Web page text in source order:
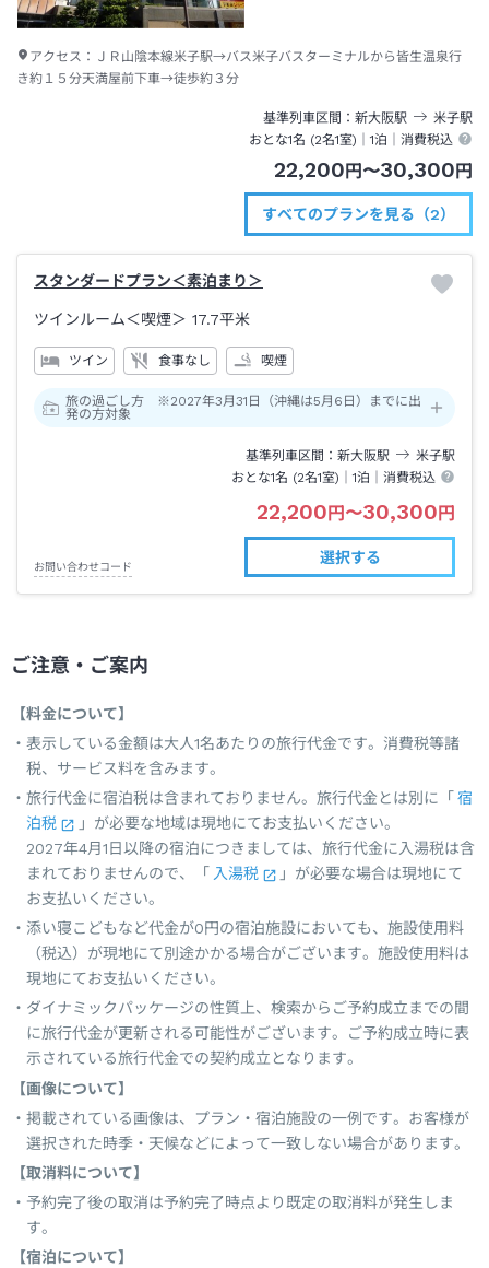
アクセス： ＪＲ山陰本線米子駅→バス米子バスターミナルから皆生温泉行
き約１５分天満屋前下車→徒歩約３分
基準列車区間 新大阪駅 米子駅
おとな1名 (2名1室)｜1泊 ｜消費税込
22,200 円 〜30,300 円
すべてのプランを見る（2）
スタンダードプラン＜素泊まり＞
ツインルーム＜喫煙＞ 17.7平米
ツイン 食事なし 喫煙
旅の過ごし方 ※2027年3月31日（沖縄は5月6日）までに出
発の方対象
基準列車区間 新大阪駅 米子駅
おとな1名 (2名1室)｜1泊 ｜消費税込
22,200 円 〜30,300 円
お問い合わせコード
選択する
ご注意・ご案内
【料金について】
表示している金額は大人1名あたりの旅行代金です。消費税等諸
税、サービス料を含みます。
旅行代金に宿泊税は含まれておりません。旅行代金とは別に「 宿
泊税
」が必要な地域は現地にてお支払いください。
2027年4月1日以降の宿泊につきましては、旅行代金に入湯税は含
まれておりませんので、「 入湯税
」が必要な場合は現地にて
お支払いください。
添い寝こどもなど代金が0円の宿泊施設においても、施設使用料
（税込）が現地にて別途かかる場合がございます。施設使用料は
現地にてお支払いください。
ダイナミックパッケージの性質上、検索からご予約成立までの間
に旅行代金が更新される可能性がございます。ご予約成立時に表
示されている旅行代金での契約成立となります。
【画像について】
掲載されている画像は、プラン・宿泊施設の一例です。お客様が
選択された時季・天候などによって一致しない場合があります。
【取消料について】
予約完了後の取消は予約完了時点より既定の取消料が発生しま
す。
【宿泊について】